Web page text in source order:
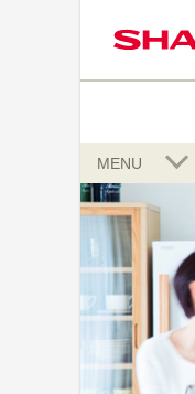
MENU